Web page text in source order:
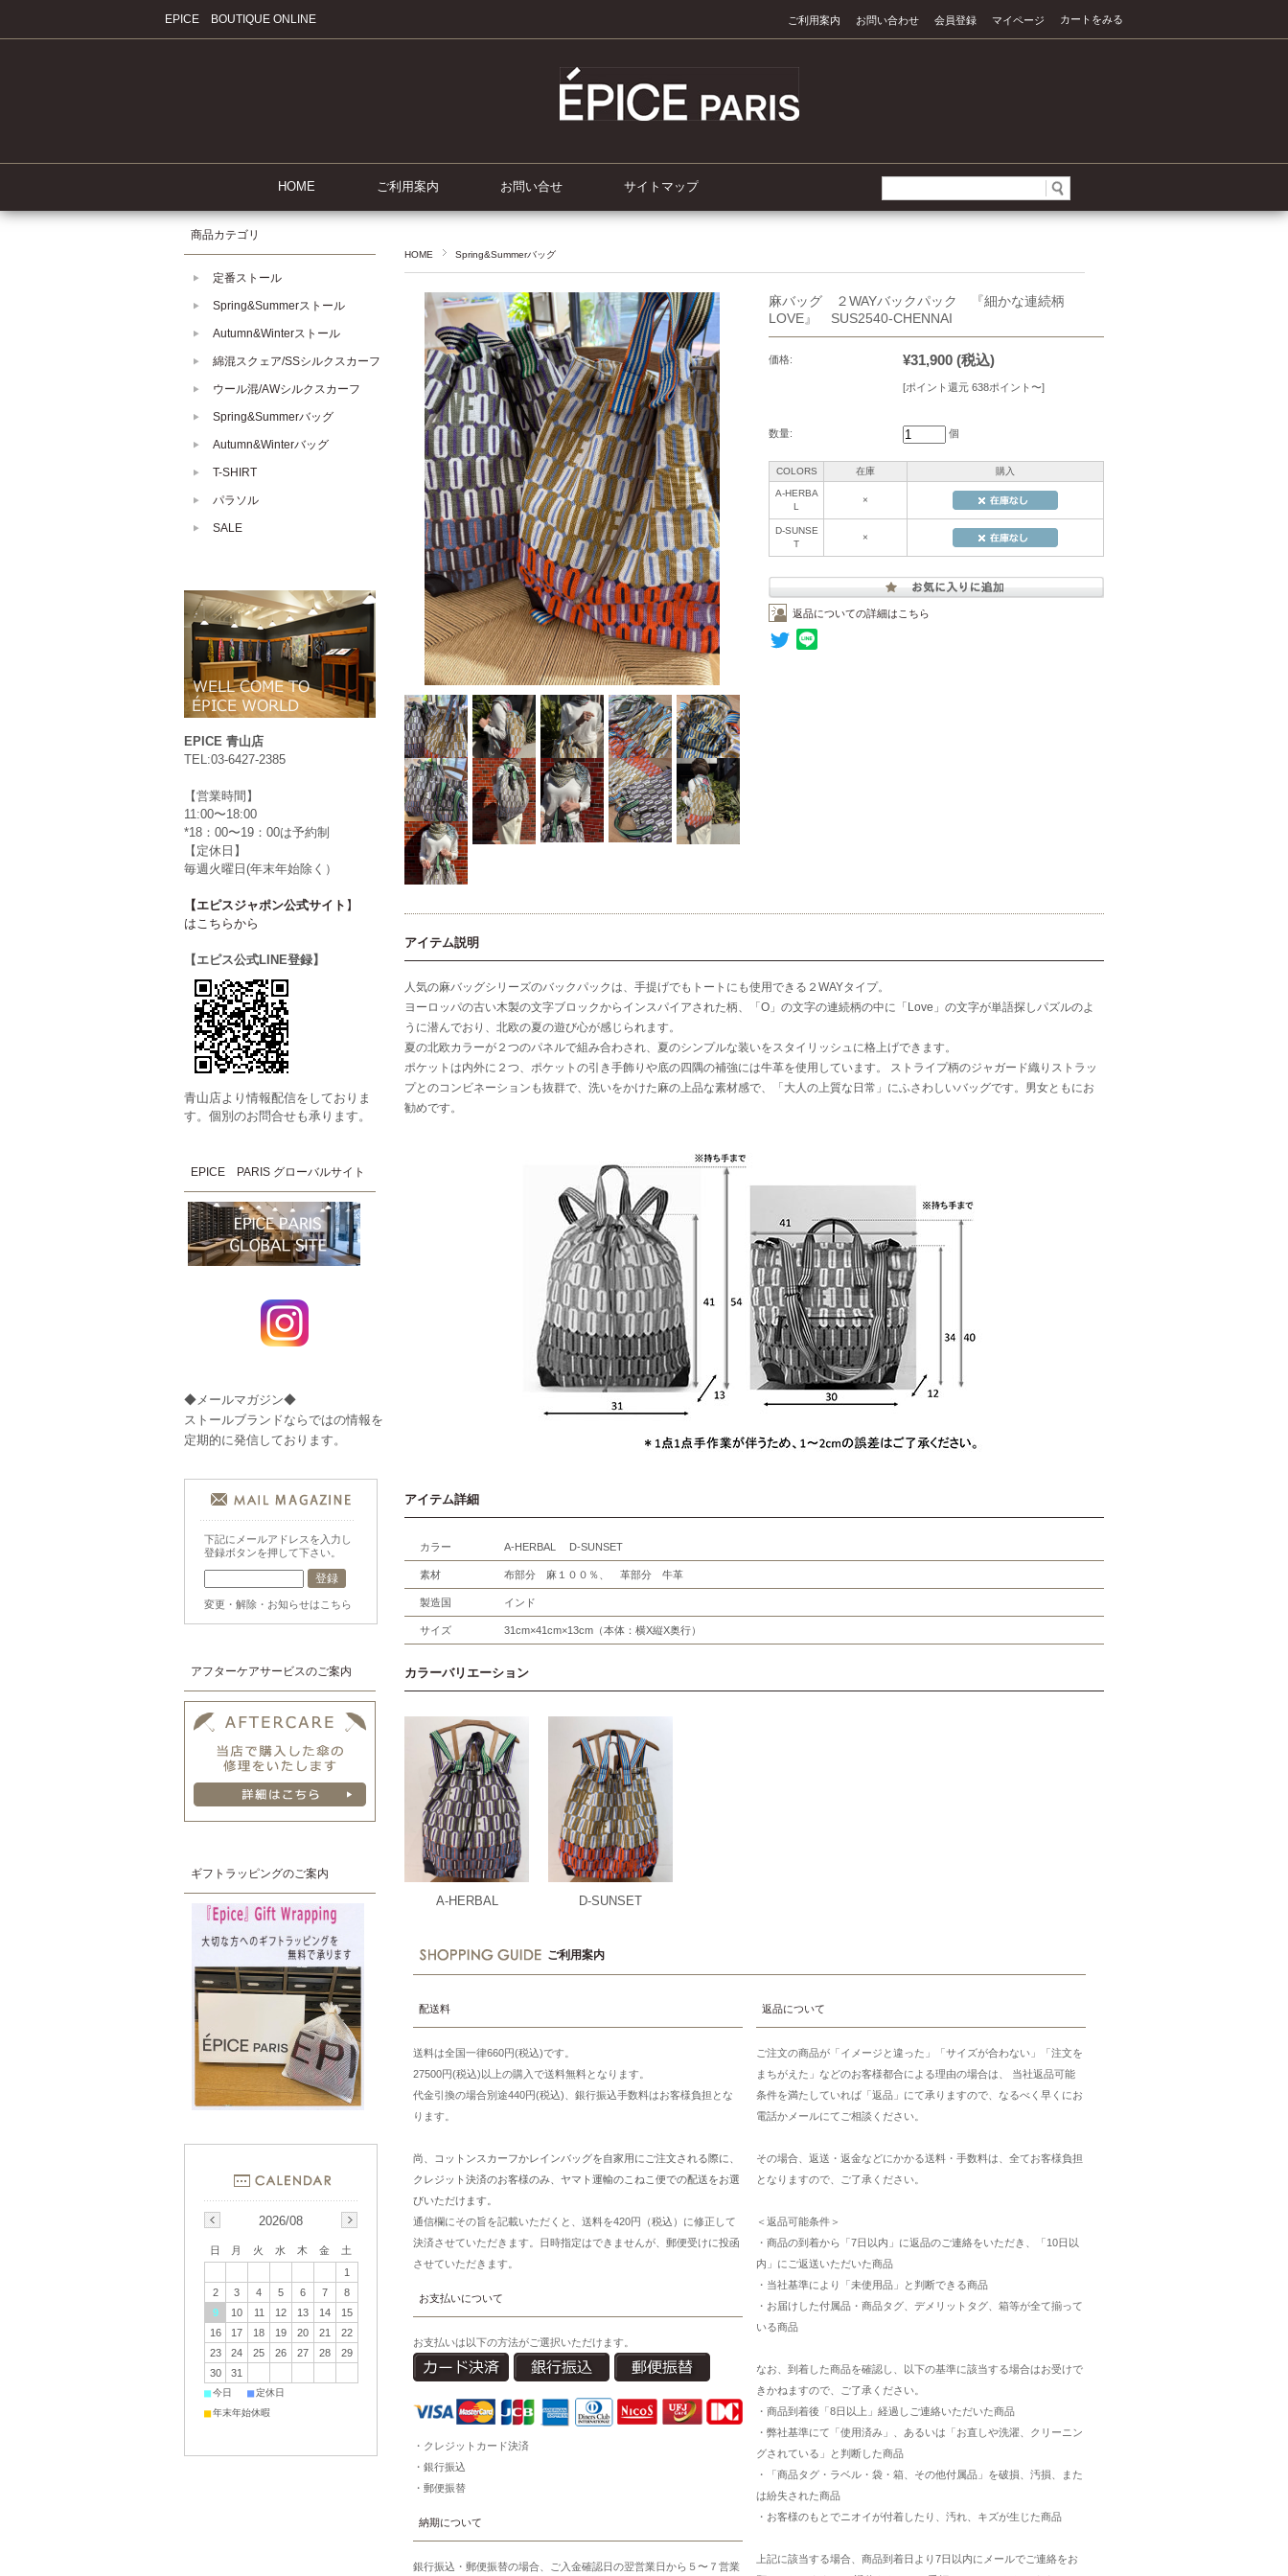
EPICE BOUTIQUE ONLINE カートをみる
マイページ
会員登録
お問い合わせ
ご利用案内
HOME ご利用案内 お問い合せ サイトマップ
HOME Spring&Summerバッグ
麻バッグ ２WAYバックパック 『細かな連続柄
LOVE』 SUS2540-CHENNAI
価格: ¥31,900 (税込)
[ポイント還元 638ポイント〜]
数量: 個
COLORS 在庫 購入
A-HERBA
L
×
D-SUNSE
T
×
返品についての詳細はこちら
アイテム説明
人気の麻バッグシリーズのバックパックは、手提げでもトートにも使用できる２WAYタイプ。
ヨーロッパの古い木製の文字ブロックからインスパイアされた柄、「O」の文字の連続柄の中に「Love」の文字が単語探しパズルのよ
うに潜んでおり、北欧の夏の遊び心が感じられます。
夏の北欧カラーが２つのパネルで組み合わされ、夏のシンプルな装いをスタイリッシュに格上げできます。
ポケットは内外に２つ、ポケットの引き手飾りや底の四隅の補強には牛革を使用しています。 ストライプ柄のジャガード織りストラッ
プとのコンビネーションも抜群で、洗いをかけた麻の上品な素材感で、「大人の上質な日常」にふさわしいバッグです。男女ともにお
勧めです。
アイテム詳細
カラー A-HERBAL D-SUNSET
素材 布部分 麻１００％、 革部分 牛革
製造国 インド
サイズ 31cm×41cm×13cm（本体：横X縦X奥行）
カラーバリエーション
A-HERBAL D-SUNSET
ご利用案内
配送料
送料は全国一律660円(税込)です。
27500円(税込)以上の購入で送料無料となります。
代金引換の場合別途440円(税込)、銀行振込手数料はお客様負担とな
ります。
尚、コットンスカーフかレインバッグを自家用にご注文される際に、
クレジット決済のお客様のみ、ヤマト運輸のこねこ便での配送をお選
びいただけます。
通信欄にその旨を記載いただくと、送料を420円（税込）に修正して
決済させていただきます。日時指定はできませんが、郵便受けに投函
させていただきます。
お支払いについて
お支払いは以下の方法がご選択いただけます。
・クレジットカード決済
・銀行振込
・郵便振替
納期について
銀行振込・郵便振替の場合、ご入金確認日の翌営業日から５〜７営業
返品について
ご注文の商品が「イメージと違った」「サイズが合わない」「注文を
まちがえた」などのお客様都合による理由の場合は、 当社返品可能
条件を満たしていれば「返品」にて承りますので、なるべく早くにお
電話かメールにてご相談ください。
その場合、返送・返金などにかかる送料・手数料は、全てお客様負担
となりますので、ご了承ください。
＜返品可能条件＞
・商品の到着から「7日以内」に返品のご連絡をいただき、「10日以
内」にご返送いただいた商品
・当社基準により「未使用品」と判断できる商品
・お届けした付属品・商品タグ、デメリットタグ、箱等が全て揃って
いる商品
なお、到着した商品を確認し、以下の基準に該当する場合はお受けで
きかねますので、ご了承ください。
・商品到着後「8日以上」経過しご連絡いただいた商品
・弊社基準にて「使用済み」、あるいは「お直しや洗濯、クリーニン
グされている」と判断した商品
・「商品タグ・ラベル・袋・箱、その他付属品」を破損、汚損、また
は紛失された商品
・お客様のもとでニオイが付着したり、汚れ、キズが生じた商品
上記に該当する場合、商品到着日より7日以内にメールでご連絡をお
商品カテゴリ
定番ストール
Spring&Summerストール
Autumn&Winterストール
綿混スクェア/SSシルクスカーフ
ウール混/AWシルクスカーフ
Spring&Summerバッグ
Autumn&Winterバッグ
T-SHIRT
パラソル
SALE
EPICE 青山店
TEL:03-6427-2385
【営業時間】
11:00〜18:00
*18：00〜19：00は予約制
【定休日】
毎週火曜日(年末年始除く）
【エピスジャポン公式サイト 】
はこちらから
【エピス公式LINE登録】
青山店より情報配信をしておりま
す。個別のお問合せも承ります。
EPICE PARIS グローバルサイト
◆メールマガジン◆
ストールブランドならではの情報を
定期的に発信しております。
下記にメールアドレスを入力し
登録ボタンを押して下さい。
変更・解除・お知らせはこちら
アフターケアサービスのご案内
ギフトラッピングのご案内
2026/08
日 月 火 水 木 金
土
1
2
3 4 5 6 7
8
9
10 11 12 13 14
15
16
17 18 19 20 21
22
23
24 25 26 27 28
29
30
31
■今日 ■定休日
■年末年始休暇